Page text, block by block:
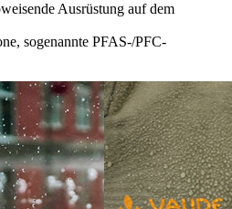
Ausrüstung auf dem
sogenannte PFAS-/PFC-